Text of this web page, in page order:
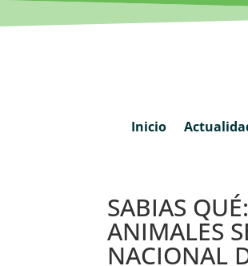
Inicio
SABIAS
ANIMALES
NACIONAL